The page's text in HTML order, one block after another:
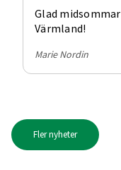
Glad
Värmland!
Marie Nordin
Fler nyheter